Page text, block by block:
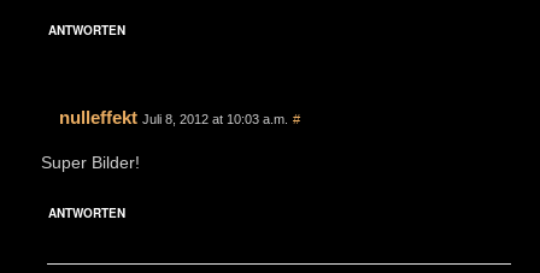
ANTWORTEN
nulleffekt Juli 8, 2012 at 10:03 a.m. #
Super Bilder!
ANTWORTEN